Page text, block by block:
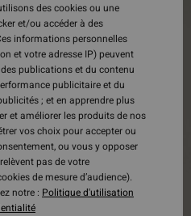
des cookies ou une
et/ou accéder à des
informations personnelles
et votre adresse IP) peuvent
publications et du contenu
publicitaire et du
; et en apprendre plus
et améliorer les produits de nos
vos choix pour accepter ou
ou vous y opposer
pas de votre
de mesure d’audience).
notre : Politique d'utilisation